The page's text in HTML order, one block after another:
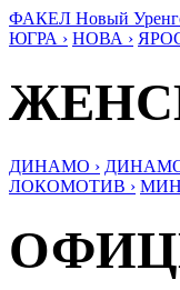
ФАКЕЛ Новый
ЮГРА › НОВА ›
ДИНАМО ›
ЛОКОМОТИВ ›